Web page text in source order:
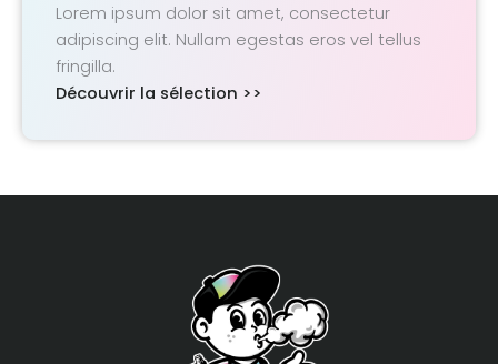
Lorem ipsum dolor sit amet, consectetur
adipiscing elit. Nullam egestas eros vel tellus
fringilla.
Découvrir la sélection >>